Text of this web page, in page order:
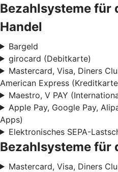
Bezahlsysteme für
Handel
Bargeld
girocard (Debitkarte)
Mastercard, Visa, Diners
American Express
Maestro, V PAY
Apple Pay, Google Pay,
Apps)
Elektronisches SEPA-
Bezahlsysteme für
Mastercard, Visa, Diners